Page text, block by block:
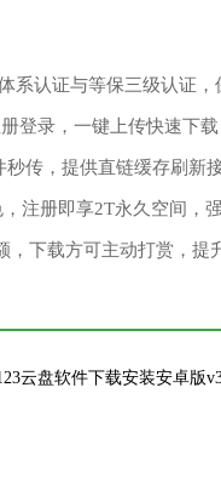
系认证‌与‌等保三级认证‌，
登录，一键上传快速下载
传，提供直链缓存刷新
注册即享2T永久空间，
下载方可主动打赏，提